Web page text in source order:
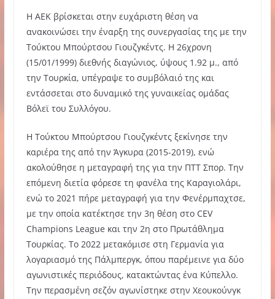
Η ΑΕΚ βρίσκεται στην ευχάριστη θέση να
ανακοινώσει την έναρξη της συνεργασίας της με την
Τούκτου Μπούρτσου Γιουζγκέντς. Η 26χρονη
(15/01/1999) διεθνής διαγώνιος, ύψους 1.92 μ., από
την Τουρκία, υπέγραψε το συμβόλαιό της και
εντάσσεται στο δυναμικό της γυναικείας ομάδας
Βόλεϊ του Συλλόγου.
Η Τούκτου Μπούρτσου Γιουζγκέντς ξεκίνησε την
καριέρα της από την Άγκυρα (2015-2019), ενώ
ακολούθησε η μεταγραφή της για την ΠΤΤ Σπορ. Την
επόμενη διετία φόρεσε τη φανέλα της Καραγιολάρι,
ενώ το 2021 πήρε μεταγραφή για την Φενέρμπαχτσε,
με την οποία κατέκτησε την 3η θέση στο CEV
Champions League και την 2η στο Πρωτάθλημα
Τουρκίας. Το 2022 μετακόμισε στη Γερμανία για
λογαριασμό της Πάλμπεργκ, όπου παρέμεινε για δύο
αγωνιστικές περιόδους, κατακτώντας ένα Κύπελλο.
Την περασμένη σεζόν αγωνίστηκε στην Χεουκούνγκ